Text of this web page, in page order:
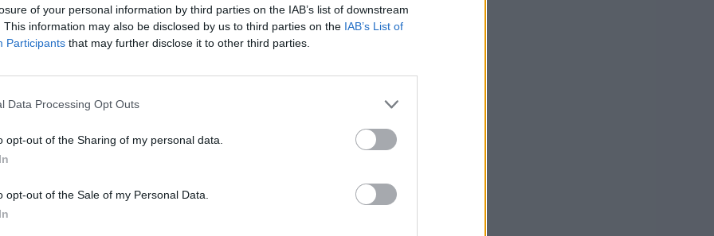
of your personal information by third parties on the IAB’s list of downstream
This information may also be disclosed by us to third parties on the IAB’s List of
Participants that may further disclose it to other third parties.
Data Processing Opt Outs
opt-out of the Sharing of my personal data.
opt-out of the Sale of my Personal Data.